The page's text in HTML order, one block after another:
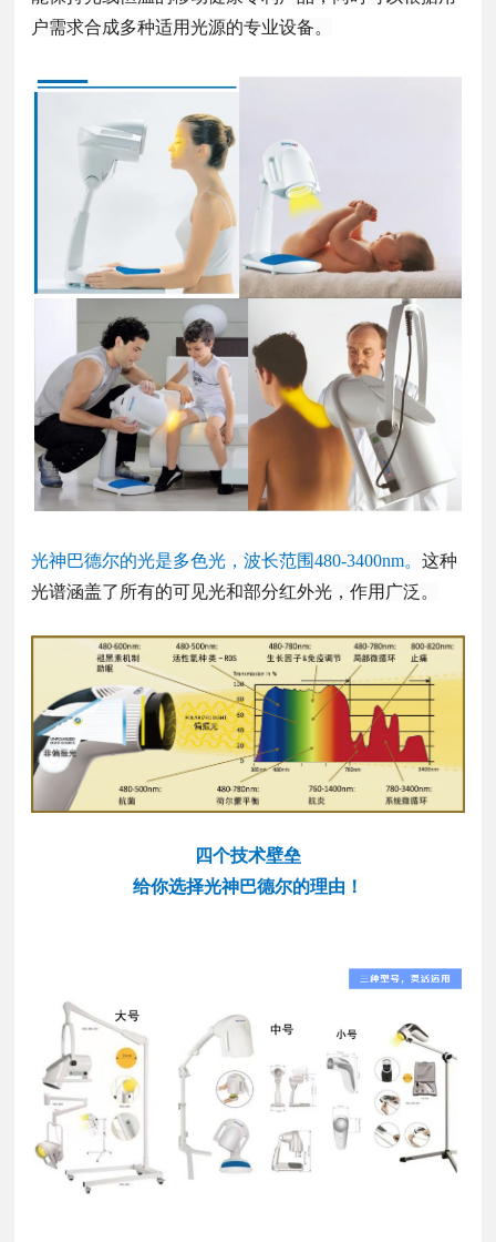
户需求合成多种适用光源的专业设备。
光神巴德尔的光是多色光，波长范围480-3400nm。这种
光谱涵盖了所有的可见光和部分红外光，作用广泛。
四个技术壁垒
给你选择光神巴德尔的理由！